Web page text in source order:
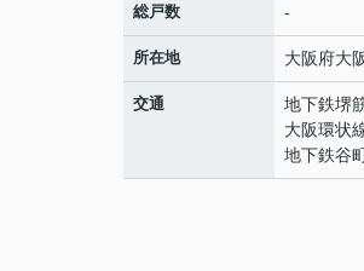
総戸数 -
所在地 大阪府大
交通 地下鉄堺
大阪環状
地下鉄谷